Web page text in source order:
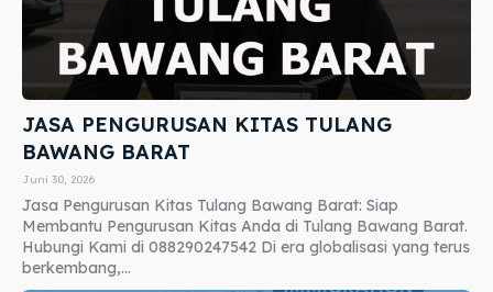
JASA PENGURUSAN KITAS TULANG
BAWANG BARAT
Juni 30, 2026
Jasa Pengurusan Kitas Tulang Bawang Barat: Siap
Membantu Pengurusan Kitas Anda di Tulang Bawang Barat.
Hubungi Kami di 088290247542 Di era globalisasi yang terus
berkembang,...